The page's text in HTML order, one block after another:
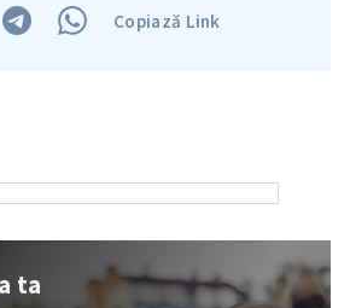
Copiază Link
ta